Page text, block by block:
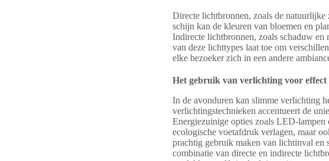
Directe lichtbronnen, zoals de
schijn kan de kleuren van bloemen en
Indirecte lichtbronnen, zoals schaduw en
van deze lichttypes laat toe om
elke bezoeker zich in een andere
Het gebruik van verlichting voor effect
In de avonduren kan slimme verlichting
verlichtingstechnieken accentueert de
Energiezuinige opties zoals LED-lampen
ecologische voetafdruk verlagen, maar
prachtig gebruik maken van lichtinval en
combinatie van directe en indirecte